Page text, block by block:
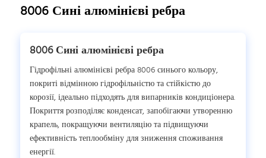
8006 Сині алюмінієві ребра
8006 Сині алюмінієві ребра
Гідрофільні алюмінієві ребра 8006 синього кольору,
покриті відмінною гідрофільністю та стійкістю до
корозії, ідеально підходять для випарників кондиціонера.
Покриття розподіляє конденсат, запобігаючи утворенню
крапель, покращуючи вентиляцію та підвищуючи
ефективність теплообміну для зниження споживання
енергії.